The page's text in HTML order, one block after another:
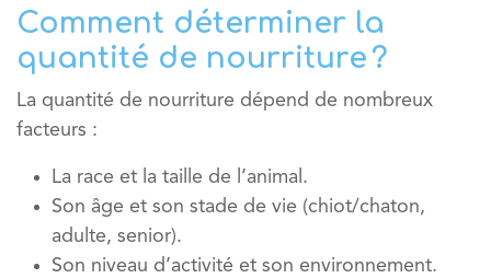
Comment déterminer la
quantité de nourriture ?
La quantité de nourriture dépend de nombreux
facteurs :
La race et la taille de l’animal.
Son âge et son stade de vie (chiot/chaton,
adulte, senior).
Son niveau d’activité et son environnement.